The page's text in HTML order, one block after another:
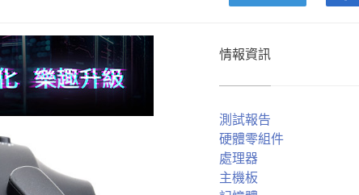
情報資訊
測試報告
硬體零組件
處理器
主機板